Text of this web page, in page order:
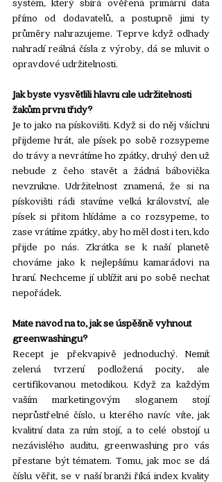
přímo od dodavatelů, a postupně jimi ty
průměry nahrazujeme. Teprve když odhady
nahradí reálná čísla z výroby, dá se mluvit o
opravdové udržitelnosti.
Jak byste vysvětlili hlavní cíle udržitelnosti
žákům první třídy?
Je to jako na pískovišti. Když si do něj všichni
přijdeme hrát, ale písek po sobě rozsypeme
do trávy a nevrátíme ho zpátky, druhý den už
nebude z čeho stavět a žádná bábovička
nevznikne. Udržitelnost znamená, že si na
pískovišti rádi stavíme velká království, ale
písek si přitom hlídáme a co rozsypeme, to
zase vrátíme zpátky, aby ho měl dost i ten, kdo
přijde po nás. Zkrátka se k naší planetě
chováme jako k nejlepšímu kamarádovi na
hraní. Nechceme jí ublížit ani po sobě nechat
nepořádek.
Máte návod na to, jak se úspěšně vyhnout
greenwashingu?
Recept je překvapivě jednoduchý. Nemít
zelená tvrzení podložená pocity, ale
certifikovanou metodikou. Když za každým
vaším marketingovým sloganem stojí
neprůstřelné číslo, u kterého navíc víte, jak
kvalitní data za ním stojí, a to celé obstojí u
nezávislého auditu, greenwashing pro vás
přestane být tématem. Tomu, jak moc se dá
číslu věřit, se v naší branži říká index kvality